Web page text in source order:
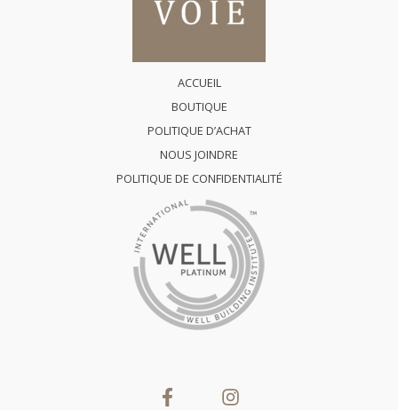
ACCUEIL
BOUTIQUE
POLITIQUE D’ACHAT
NOUS JOINDRE
POLITIQUE DE CONFIDENTIALITÉ